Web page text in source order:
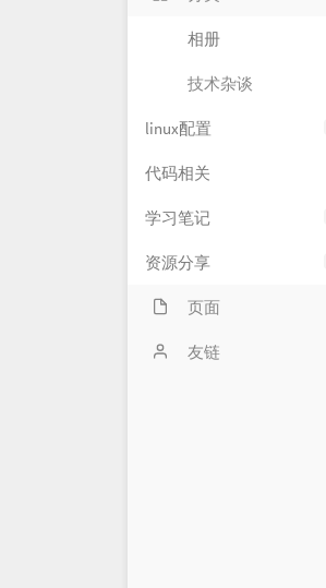
相册
技术杂谈
linux配置
代码相关
学习笔记
资源分享
页面
网站状态
友链